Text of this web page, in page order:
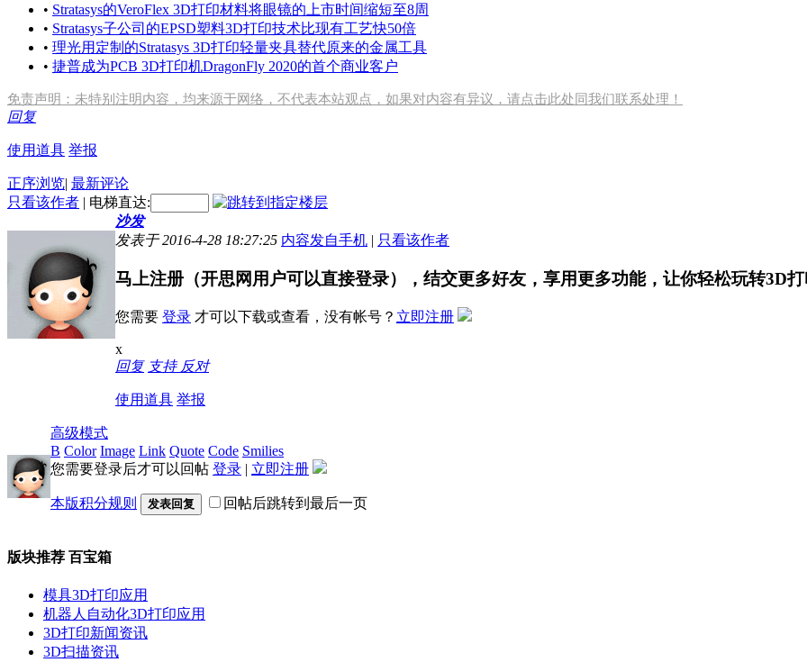
• Stratasys的VeroFlex 3D打印材料将眼镜的上市时间缩短至8周
• Stratasys子公司的EPSD塑料3D打印技术比现有工艺快50倍
• 理光用定制的Stratasys 3D打印轻量夹具替代原来的金属工具
• 捷普成为PCB 3D打印机DragonFly 2020的首个商业客户
免责声明：未特别注明内容，均来源于网络，不代表本站观点，如果对内容有异议，请点击此处同我们联系处理！
回复
使用道具 举报
正序浏览| 最新评论
只看该作者 | 电梯直达:
沙发
发表于 2016-4-28 18:27:25 内容发自手机 | 只看该作者
马上注册（开思网用户可以直接登录），结交更多好友，享用更多功能，让你轻松玩转3D
您需要 登录 才可以下载或查看，没有帐号？ 立即注册
x
回复 支持 反对
使用道具 举报
高级模式
B Color Image Link Quote Code Smilies
您需要登录后才可以回帖 登录 | 立即注册
本版积分规则 发表回复 回帖后跳转到最后一页
版块推荐 百宝箱
模具3D打印应用
机器人自动化3D打印应用
3D打印新闻资讯
3D扫描资讯